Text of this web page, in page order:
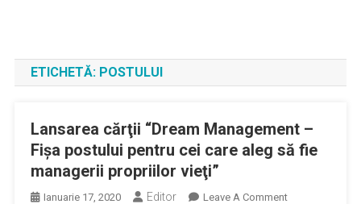
ETICHETĂ: POSTULUI
Lansarea cărţii “Dream Management –
Fişa postului pentru cei care aleg să fie
managerii propriilor vieţi”
Ianuarie 17, 2020 Editor Leave A CommentOn